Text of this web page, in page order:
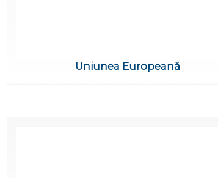
Uniunea Europeană